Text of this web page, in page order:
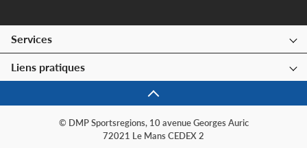
Services
Liens pratiques
© DMP Sportsregions, 10 avenue Georges Auric
72021 Le Mans CEDEX 2